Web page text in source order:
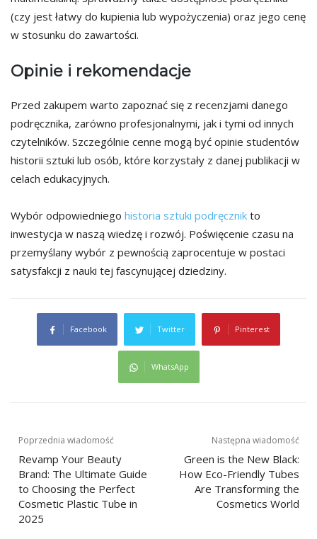
(czy jest łatwy do kupienia lub wypożyczenia) oraz jego cenę
w stosunku do zawartości.
Opinie i rekomendacje
Przed zakupem warto zapoznać się z recenzjami danego
podręcznika, zarówno profesjonalnymi, jak i tymi od innych
czytelników. Szczególnie cenne mogą być opinie studentów
historii sztuki lub osób, które korzystały z danej publikacji w
celach edukacyjnych.
Wybór odpowiedniego historia sztuki podręcznik to
inwestycja w naszą wiedzę i rozwój. Poświęcenie czasu na
przemyślany wybór z pewnością zaprocentuje w postaci
satysfakcji z nauki tej fascynującej dziedziny.
Facebook Twitter Pinterest
WhatsApp
Nawigacja
wpisu
Poprzednia wiadomość
Revamp Your Beauty
Brand: The Ultimate Guide
to Choosing the Perfect
Cosmetic Plastic Tube in
2025
Następna wiadomość
Green is the New Black:
How Eco-Friendly Tubes
Are Transforming the
Cosmetics World